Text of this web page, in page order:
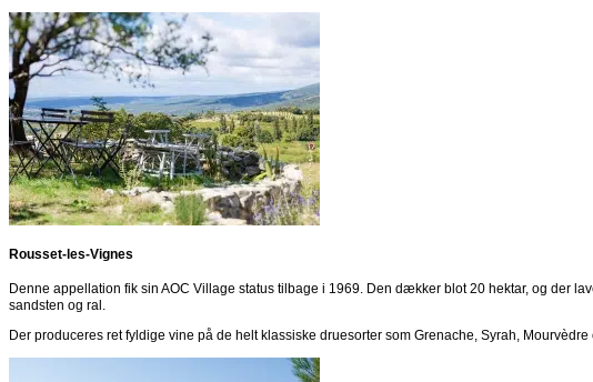
Rousset-les-Vignes
Denne appellation fik sin AOC Village status tilbage i 1969. Den dækker blot 20 hektar, og der
sandsten og ral.
Der produceres ret fyldige vine på de helt klassiske druesorter som Grenache, Syrah, Mourvèdre